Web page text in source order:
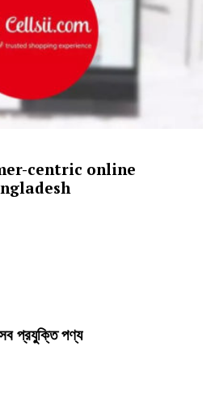
centric online
প্রযু্ক্তি পণ্য